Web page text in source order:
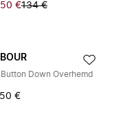
€134 €
Down Overhemd
€